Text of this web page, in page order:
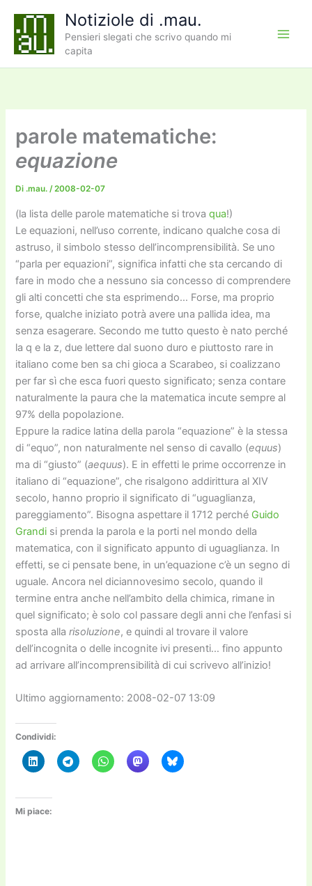
contenuto
Notiziole di .mau.
Pensieri slegati che scrivo quando mi
capita
parole matematiche:
equazione
Di .mau./2008-02-07
(la lista delle parole matematiche si trovaqua!)
Le equazioni, nell’uso corrente, indicano qualche cosa di
astruso, il simbolo stesso dell’incomprensibilità. Se uno
“parla per equazioni”, significa infatti che sta cercando di
fare in modo che a nessuno sia concesso di comprendere
gli alti concetti che sta esprimendo… Forse, ma proprio
forse, qualche iniziato potrà avere una pallida idea, ma
senza esagerare. Secondo me tutto questo è nato perché
la q e la z, due lettere dal suono duro e piuttosto rare in
italiano come ben sa chi gioca a Scarabeo, si coalizzano
per far sì che esca fuori questo significato; senza contare
naturalmente la paura che la matematica incute sempre al
97% della popolazione.
Eppure la radice latina della parola “equazione” è la stessa
di “equo”, non naturalmente nel senso di cavallo (equus)
ma di “giusto” (aequus). E in effetti le prime occorrenze in
italiano di “equazione”, che risalgono addirittura al XIV
secolo, hanno proprio il significato di “uguaglianza,
pareggiamento”. Bisogna aspettare il 1712 perché Guido
Grandi si prenda la parola e la porti nel mondo della
matematica, con il significato appunto di uguaglianza. In
effetti, se ci pensate bene, in un’equazione c’è un segno di
uguale. Ancora nel diciannovesimo secolo, quando il
termine entra anche nell’ambito della chimica, rimane in
quel significato; è solo col passare degli anni che l’enfasi si
sposta allarisoluzione, e quindi al trovare il valore
dell’incognita o delle incognite ivi presenti… fino appunto
ad arrivare all’incomprensibilità di cui scrivevo all’inizio!
Ultimo aggiornamento: 2008-02-07 13:09
Condividi:
Mi piace: